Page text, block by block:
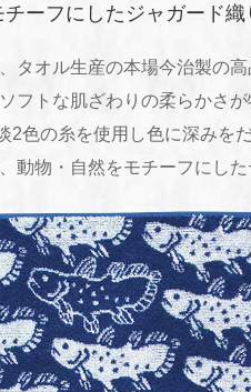
ーフにしたジャガード
タオル生産の本場今治製の高
フトな肌ざわりの柔らかさが
2色の糸を使用し色に深みをだ
動物・自然をモチーフにした